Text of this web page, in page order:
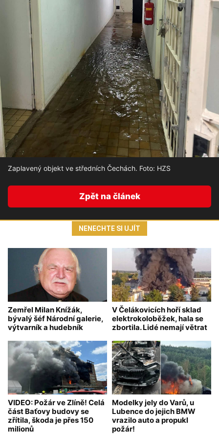
Zaplavený objekt ve středních Čechách. Foto: HZS
Zpět na článek
NENECHTE SI UJÍT
Zemřel Milan Knížák,
bývalý šéf Národní galerie,
výtvarník a hudebník
V Čelákovicích hoří sklad
elektrokoloběžek, hala se
zbortila. Lidé nemají větrat
VIDEO: Požár ve Zlíně! Celá
část Baťovy budovy se
zřítila, škoda je přes 150
milionů
Modelky jely do Varů, u
Lubence do jejich BMW
vrazilo auto a propukl
požár!